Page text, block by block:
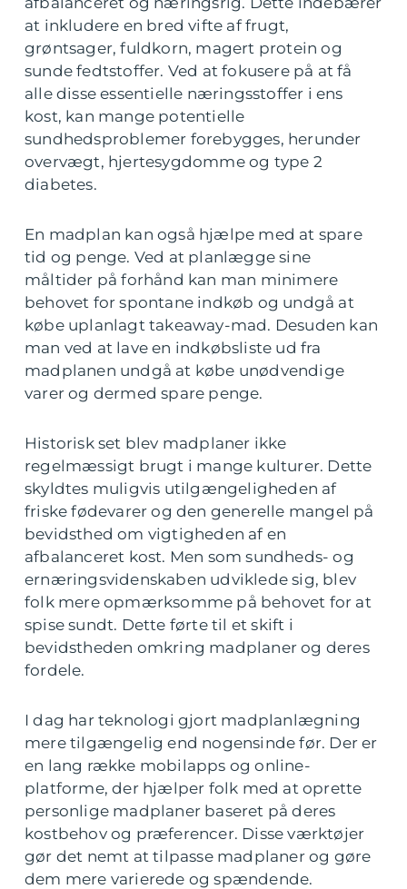
at inkludere en bred vifte af frugt,
grøntsager, fuldkorn, magert protein og
sunde fedtstoffer. Ved at fokusere på at få
alle disse essentielle næringsstoffer i ens
kost, kan mange potentielle
sundhedsproblemer forebygges, herunder
overvægt, hjertesygdomme og type 2
diabetes.
En madplan kan også hjælpe med at spare
tid og penge. Ved at planlægge sine
måltider på forhånd kan man minimere
behovet for spontane indkøb og undgå at
købe uplanlagt takeaway-mad. Desuden kan
man ved at lave en indkøbsliste ud fra
madplanen undgå at købe unødvendige
varer og dermed spare penge.
Historisk set blev madplaner ikke
regelmæssigt brugt i mange kulturer. Dette
skyldtes muligvis utilgængeligheden af
friske fødevarer og den generelle mangel på
bevidsthed om vigtigheden af en
afbalanceret kost. Men som sundheds- og
ernæringsvidenskaben udviklede sig, blev
folk mere opmærksomme på behovet for at
spise sundt. Dette førte til et skift i
bevidstheden omkring madplaner og deres
fordele.
I dag har teknologi gjort madplanlægning
mere tilgængelig end nogensinde før. Der er
en lang række mobilapps og online-
platforme, der hjælper folk med at oprette
personlige madplaner baseret på deres
kostbehov og præferencer. Disse værktøjer
gør det nemt at tilpasse madplaner og gøre
dem mere varierede og spændende.